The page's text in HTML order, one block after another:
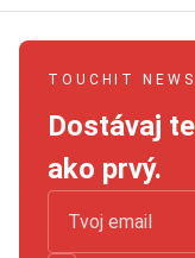
TOUCHIT
Dostávaj
ako prvý.